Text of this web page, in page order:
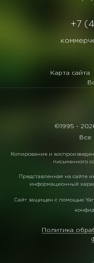
+7
Карта сайта
©1995 -
Все
Копирование и
письменного
Представленная на сайте
информационный
Сайт защищен с помощью
Политика